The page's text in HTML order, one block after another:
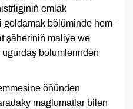
emläk
bölüminde hem-
şäheriniň maliýe we
bölümlerinden
öňünden
maglumatlar bilen